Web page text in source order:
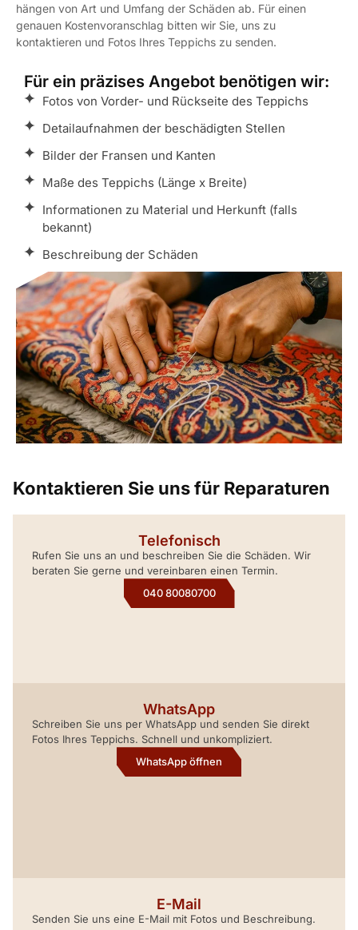
hängen von Art und Umfang der Schäden ab. Für einen
genauen Kostenvoranschlag bitten wir Sie, uns zu
kontaktieren und Fotos Ihres Teppichs zu senden.
Für ein präzises Angebot benötigen wir:
Fotos von Vorder- und Rückseite des Teppichs
Detailaufnahmen der beschädigten Stellen
Bilder der Fransen und Kanten
Maße des Teppichs (Länge x Breite)
Informationen zu Material und Herkunft (falls
bekannt)
Beschreibung der Schäden
Kontaktieren Sie uns für Reparaturen
Telefonisch
Rufen Sie uns an und beschreiben Sie die Schäden. Wir
beraten Sie gerne und vereinbaren einen Termin.
040 80080700
WhatsApp
Schreiben Sie uns per WhatsApp und senden Sie direkt
Fotos Ihres Teppichs. Schnell und unkompliziert.
WhatsApp öffnen
E-Mail
Senden Sie uns eine E-Mail mit Fotos und Beschreibung.